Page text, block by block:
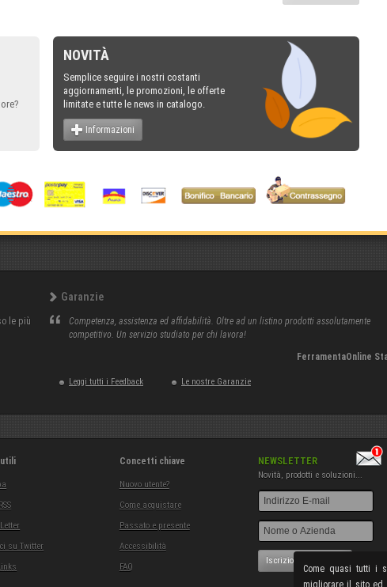
Come quasi tutti i
migliorare il sito ed
NOVITÀ
Semplice seguire i nostri costanti
aggiornamenti, le promozioni, le offerte
limitate e tutte le news in catalogo.
Informazioni
le più
Garanzie
Competenza, assistenza ed affidabilità. Oltre ad un listino prodotti assolutamente
competitivo. Un servizio studiato per chi lavora!
FerramentaOnline
Leggi tutti i Feedback Le nostre Garanzie
su Twitter
Concetti chiave
Nuovo utente?
Come acquistare
Passato e presente
Accessibilità
FAQ
NEWSLETTER
Novità, prodotti e soluzioni...
Iscrizione NewsLetter